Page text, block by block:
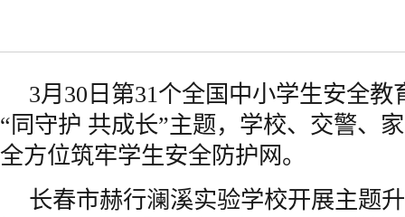
3月30日第31个全国中小学生安全教
“同守护 共成长”主题，学校、交警、
全方位筑牢学生安全防护网。
长春市赫行澜溪实验学校开展主题